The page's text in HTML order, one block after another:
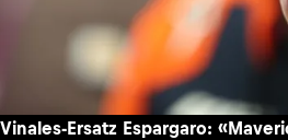
Vinales-Ersatz Espargaro: